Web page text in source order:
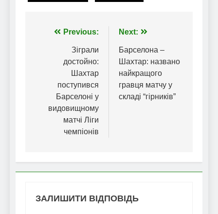
Навігація
записів
Previous:
Зіграли
достойно:
Шахтар
поступився
Барселоні у
видовищному
матчі Ліги
чемпіонів
Next:
Барселона –
Шахтар: названо
найкращого
гравця матчу у
складі “гірників”
ЗАЛИШИТИ ВІДПОВІДЬ